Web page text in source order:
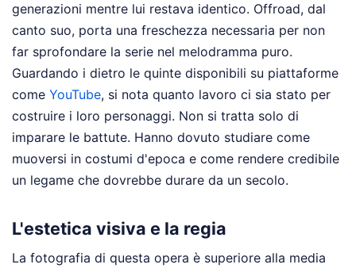
generazioni mentre lui restava identico. Offroad, dal
canto suo, porta una freschezza necessaria per non
far sprofondare la serie nel melodramma puro.
Guardando i dietro le quinte disponibili su piattaforme
come YouTube, si nota quanto lavoro ci sia stato per
costruire i loro personaggi. Non si tratta solo di
imparare le battute. Hanno dovuto studiare come
muoversi in costumi d'epoca e come rendere credibile
un legame che dovrebbe durare da un secolo.
L'estetica visiva e la regia
La fotografia di questa opera è superiore alla media